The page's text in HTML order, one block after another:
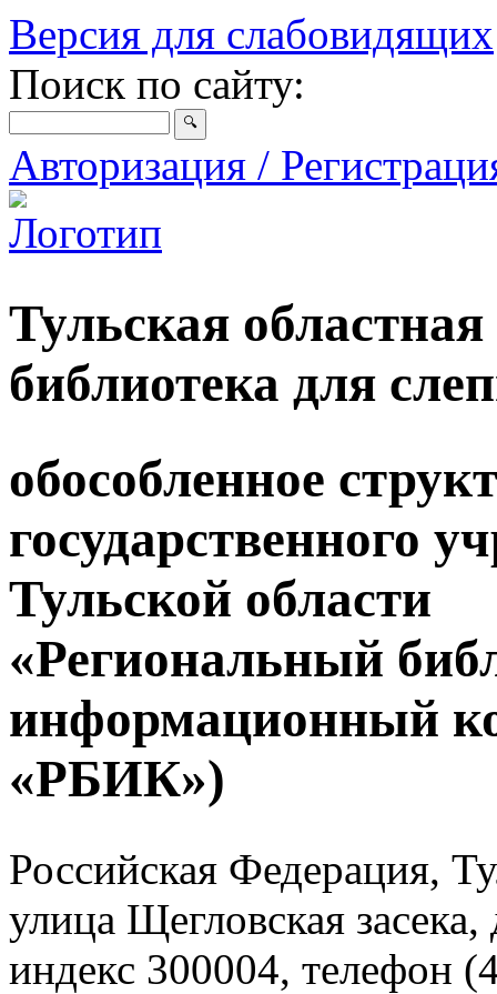
Версия для слабовидящих
Поиск по сайту:
Авторизация /
Тульская
библиотека для
обособленное
государственного
Тульской области
«Региональный
информационный
«РБИК»)
Российская Федерация,
улица Щегловская
индекс 300004, телефон